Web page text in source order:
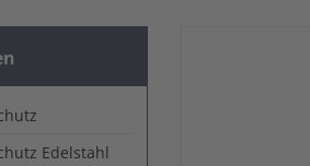
Edelstahl